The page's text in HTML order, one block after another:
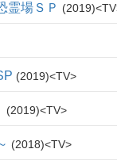
場ＳＰ 2019 TV
2019 TV
2019 TV
2018 TV